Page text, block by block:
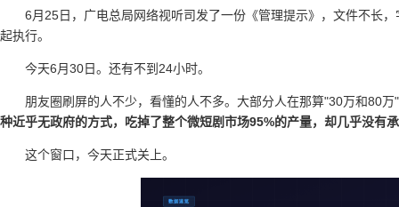
6月25日，广电总局网络视听司发了一份《管理提示》，文件不长
起执行。
今天6月30日。还有不到24小时。
朋友圈刷屏的人不少，看懂的人不多。大部分人在那算"30万和80
种近乎无政府的方式，吃掉了整个微短剧市场95%的产量，却几乎没有
这个窗口，今天正式关上。